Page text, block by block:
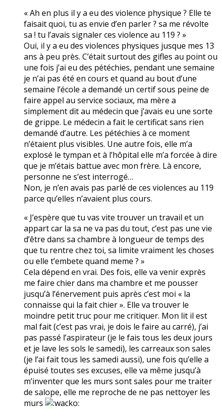
« Ah en plus il y a eu des violence physique ? Elle te
faisait quoi, tu as envie d’en parler ? sa me révolte
sa ! tu l’avais signaler ces violence au 119 ? »
Oui, il y a eu des violences physiques jusque mes 13
ans à peu près. C’était surtout des gifles au point ou
une fois j’ai eu des pétéchies, pendant une semaine
je n’ai pas été en cours et quand au bout d’une
semaine l’école a demandé un certif sous peine de
faire appel au service sociaux, ma mère a
simplement dit au médecin que j’avais eu une sorte
de grippe. Le médecin a fait le certificat sans rien
demandé d’autre. Les pétéchies à ce moment
n’étaient plus visibles. Une autre fois, elle m’a
explosé le tympan et à l’hôpital elle m’a forcée à dire
que je m’étais battue avec mon frère. Là encore,
personne ne s’est interrogé…
Non, je n’en avais pas parlé de ces violences au 119
parce qu’elles n’avaient plus cours.
« J’espère que tu vas vite trouver un travail et un
appart car la sa ne va pas du tout, c’est pas une vie
d’être dans sa chambre à longueur de temps des
que tu rentre chez toi, sa limite vraiment les choses
ou elle t’embete quand meme ? »
Cela dépend en vrai. Des fois, elle va venir exprès
me faire chier dans ma chambre et me pousser
jusqu’à l’énervement puis après c’est moi « la
connaisse qui la fait chier ». Elle va trouver le
moindre petit truc pour me critiquer. Mon lit il est
mal fait (c’est pas vrai, je dois le faire au carré), j’ai
pas passé l’aspirateur (je le fais tous les deux jours
et je lave les sols le samedi), les carreaux son sales
(je l’ai fait tous les samedi aussi), une fois qu’elle a
épuisé toutes ses excuses, elle va même jusqu’à
m’inventer que les murs sont sales pour me traiter
de salope, elle me reproche de ne pas nettoyer les
murs